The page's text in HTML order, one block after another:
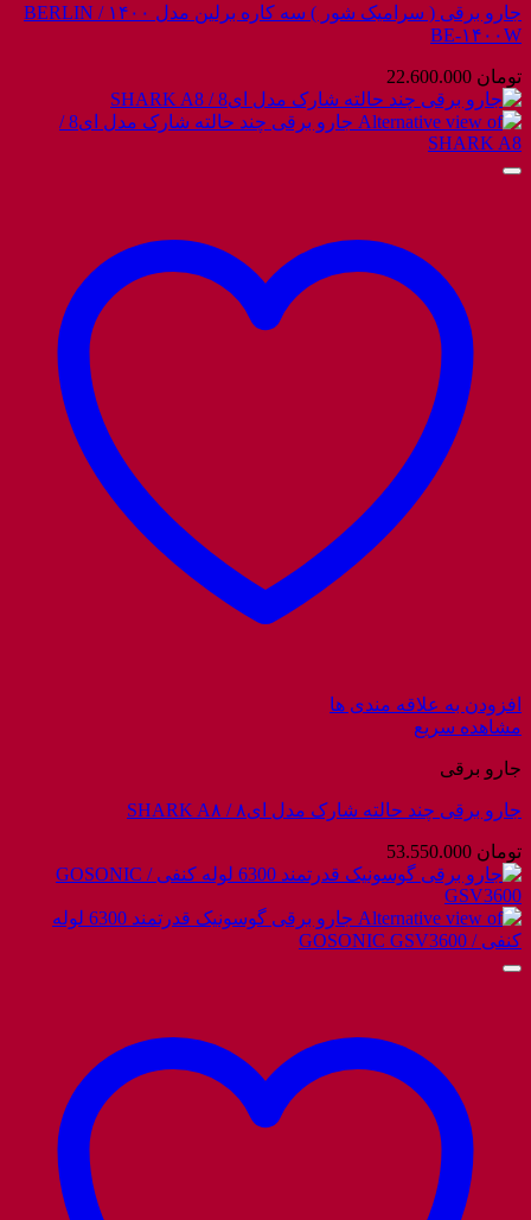
جارو برقی ( سرامیک شور ) سه کاره برلین مدل ۱۴۰۰ / BERLIN
BE-۱۴۰۰W
تومان
افزودن به علاقه مندی ها
مشاهده سریع
جارو برقی
جارو برقی چند حالته شارک مدل ای۸ / SHARK A۸
تومان